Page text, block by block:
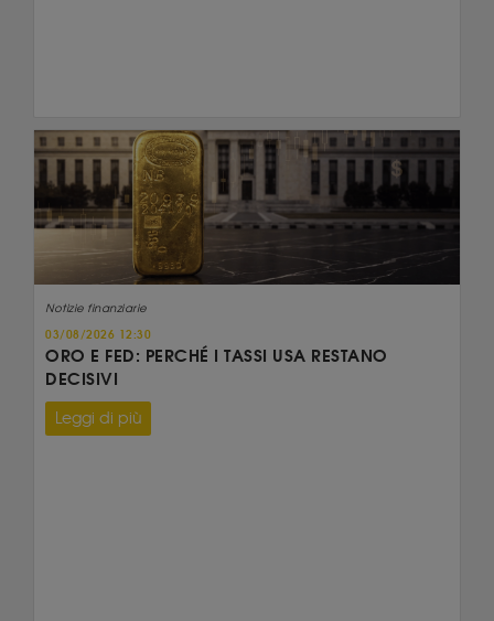
Notizie finanziarie
03/08/2026 12:30
ORO E FED: PERCHÉ I TASSI USA RESTANO
DECISIVI
Leggi di più